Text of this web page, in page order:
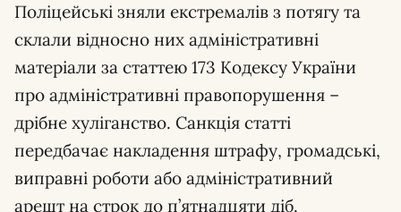
Поліцейські зняли екстремалів з потягу та
склали відносно них адміністративні
матеріали за статтею 173 Кодексу України
про адміністративні правопорушення –
дрібне хуліганство. Санкція статті
передбачає накладення штрафу, громадські,
виправні роботи або адміністративний
арешт на строк до п’ятнадцяти діб.